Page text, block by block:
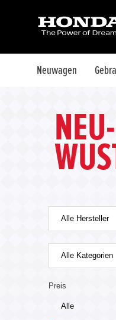
Neuwagen
Alle Hersteller
Alle Kategorien
Preis